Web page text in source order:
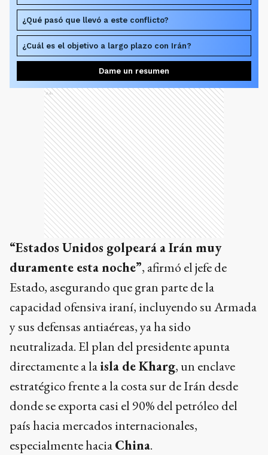
¿Qué pasó que llevó a este conflicto?
¿Cuál es el objetivo a largo plazo con Irán?
Dame un resumen
Ads
“Estados Unidos golpeará a Irán muy
duramente esta noche”, afirmó el jefe de
Estado, asegurando que gran parte de la
capacidad ofensiva iraní, incluyendo su Armada
y sus defensas antiaéreas, ya ha sido
neutralizada. El plan del presidente apunta
directamente a laisla de Kharg, un enclave
estratégico frente a la costa sur de Irán desde
donde se exporta casi el 90% del petróleo del
país hacia mercados internacionales,
especialmente haciaChina.